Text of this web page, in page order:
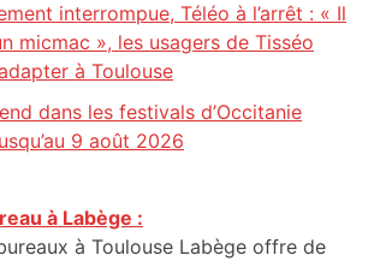
interrompue, Téléo à l’arrêt : « Il
micmac », les usagers de Tisséo
à Toulouse
dans les festivals d’Occitanie
9 août 2026
à Labège :
à Toulouse Labège offre de